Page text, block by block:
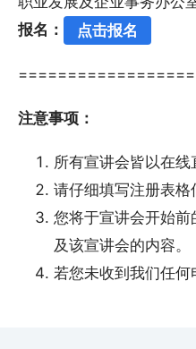
报名：
点击报名
注意事项：
所有宣讲会皆以在
请仔细填写注册表
您将于宣讲会开始
及该宣讲会的内容。
若您未收到我们任